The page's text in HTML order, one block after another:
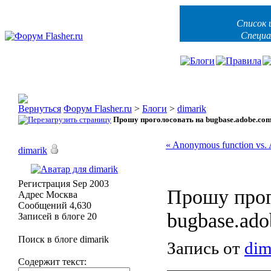
Список
Форум Flasher.ru > Блоги > dimarik
Прошу проголосовать на
« Anonymous function
Прошу
Запись от
dimarik
Регистрация Sep 2003
Адрес Москва
Сообщений 4,630
Записей в блоге 20
Поиск в блоге dimarik
Содержит текст: